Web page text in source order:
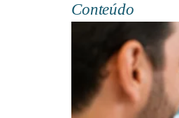
Conteúdo